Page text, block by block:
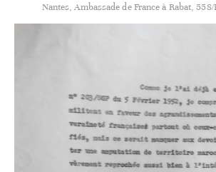
Nantes, Ambassade de France à Rabat,